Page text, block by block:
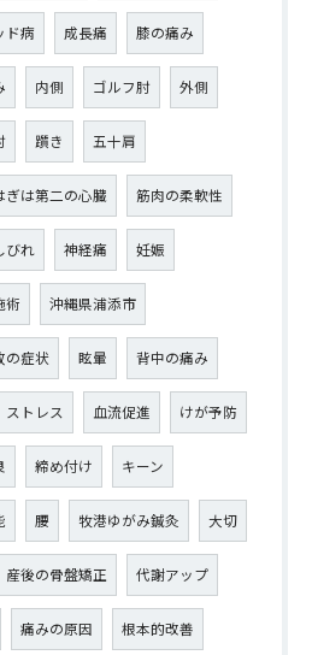
ド病 成長痛 膝の痛み
内側 ゴルフ肘 外側
躓き 五十肩
ぎは第二の心臓 筋肉の柔軟性
びれ 神経痛 妊娠
術 沖縄県浦添市
の症状 眩暈 背中の痛み
ストレス 血流促進 けが予防
締め付け キーン
腰 牧港ゆがみ鍼灸 大切
産後の骨盤矯正 代謝アップ
痛みの原因 根本的改善